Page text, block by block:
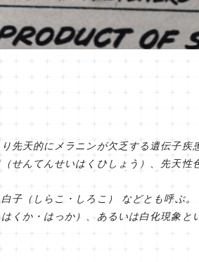
先天的にメラニンが欠乏する遺伝子疾
せんてんせいはくひしょう）、先天性
子（しらこ・しろこ） などとも呼ぶ。
くか・はっか）、あるいは白化現象と